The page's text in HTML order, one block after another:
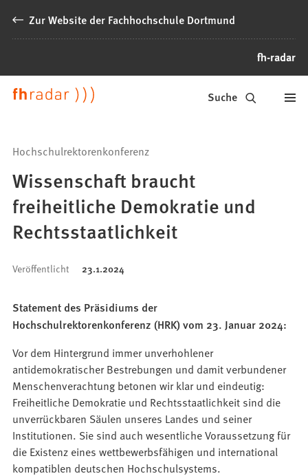
Inhalt anspringen
Zur Website der Fachhochschule Dortmund
fh-radar
News
FH
Dortmund
Suche
Hochschulrektorenkonferenz
Wissenschaft braucht
freiheitliche Demokratie und
Rechtsstaatlichkeit
Veröffentlicht 23.1.2024
Statement des Präsidiums der
Hochschulrektorenkonferenz (HRK) vom 23. Januar 2024:
Vor dem Hintergrund immer unverhohlener
antidemokratischer Bestrebungen und damit verbundener
Menschenverachtung betonen wir klar und eindeutig:
Freiheitliche Demokratie und Rechtsstaatlichkeit sind die
unverrückbaren Säulen unseres Landes und seiner
Institutionen. Sie sind auch wesentliche Voraussetzung für
die Existenz eines wettbewerbsfähigen und international
kompatiblen deutschen Hochschulsystems.